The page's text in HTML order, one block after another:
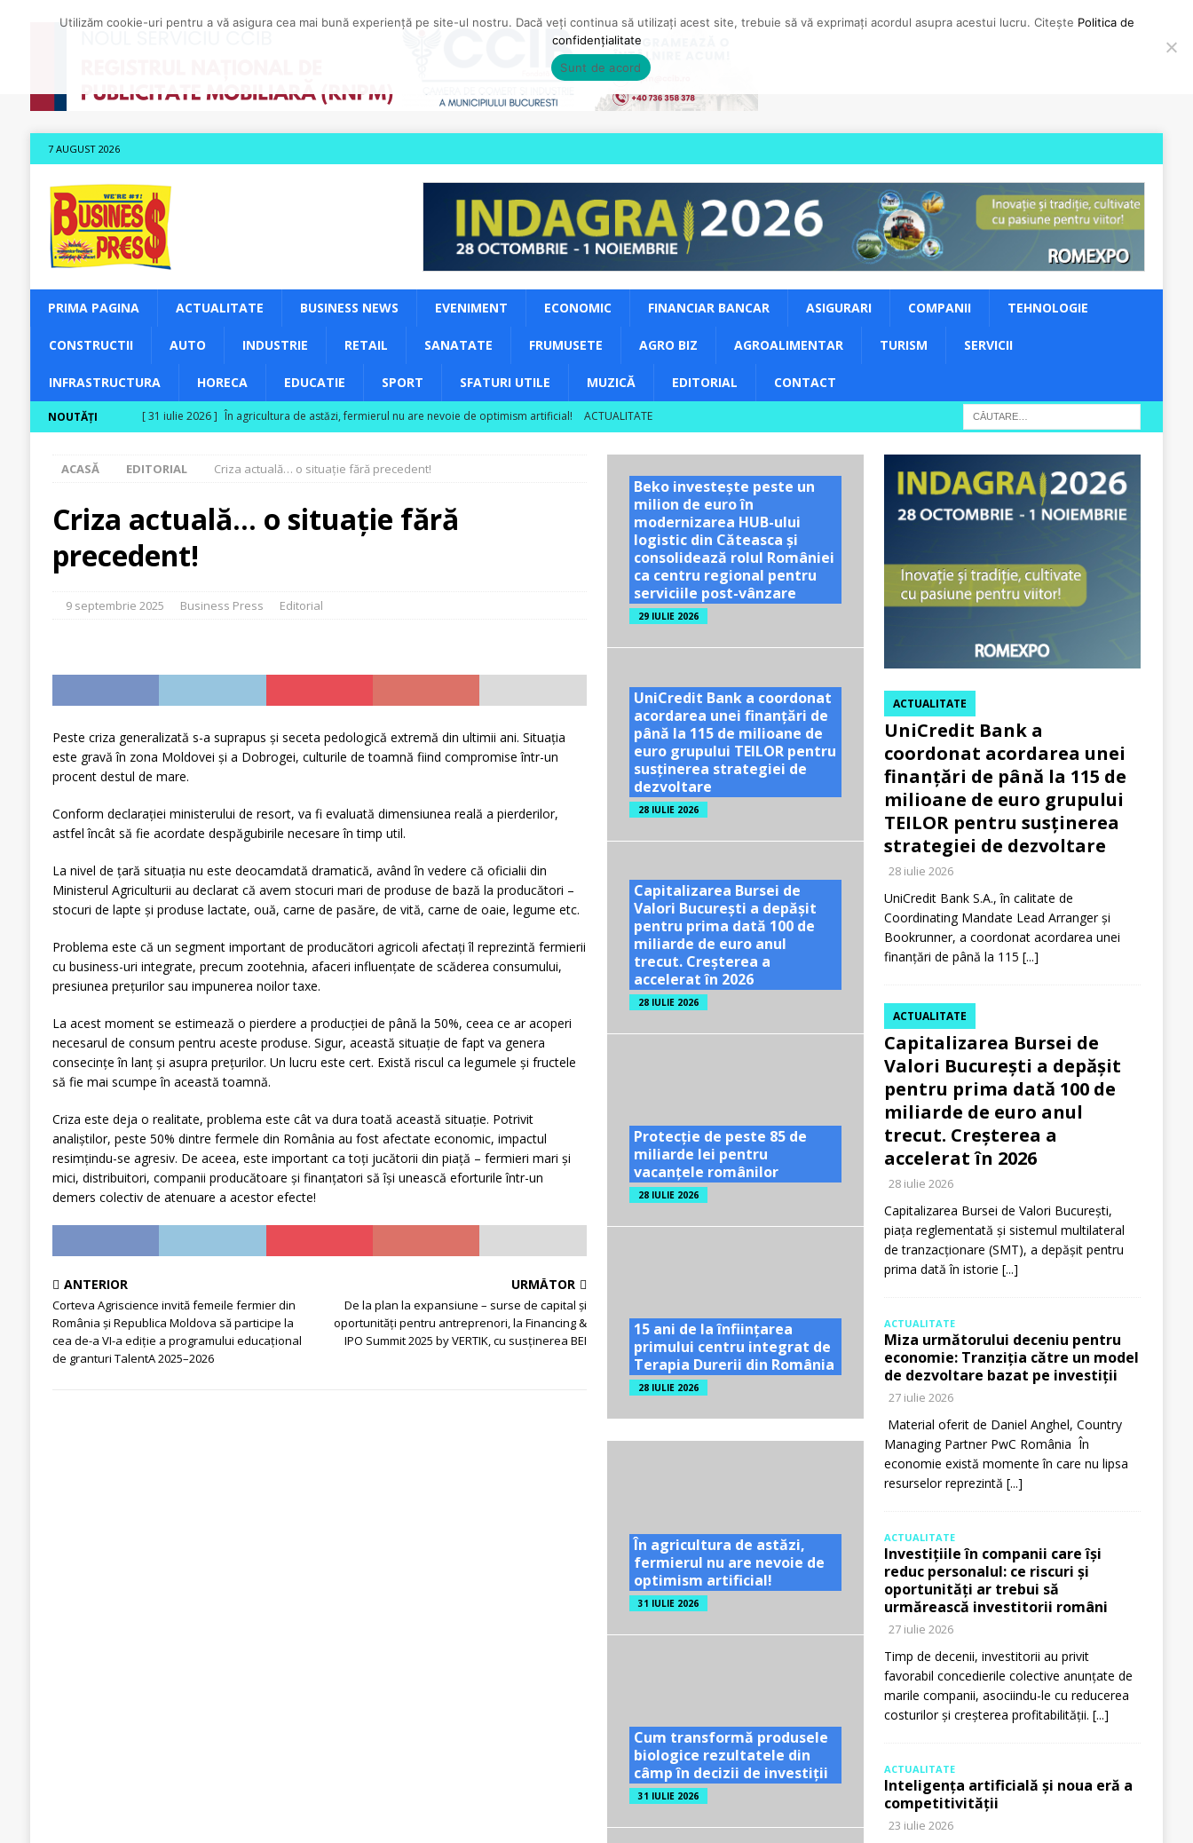
7 AUGUST 2026
PRIMA PAGINA ACTUALITATE BUSINESS NEWS EVENIMENT ECONOMIC FINANCIAR BANCAR ASIGURARI COMPANII TEHNOLOGIE
CONSTRUCTII AUTO INDUSTRIE RETAIL SANATATE FRUMUSETE AGRO BIZ AGROALIMENTAR TURISM SERVICII
INFRASTRUCTURA HORECA EDUCATIE SPORT SFATURI UTILE MUZICĂ EDITORIAL CONTACT
NOUTĂȚI [ 31 iulie 2026 ] În agricultura de astăzi, fermierul nu are nevoie de optimism artificial!
ACTUALITATE
[ 30 iulie 2026 ] Ferma Bogdănești propune organizarea unor vizite educaționale pentru tineri și studenți la poalele
Carpaților Orientali
ACTUALITATE
ACTUALITATE
[ 29 iulie 2026 ]
CITR – Insolvențele din agricultură se dublează în S1 2026; peste 40% dintre companiile mari din sector
ACASĂ EDITORIAL Criza actuală… o situație fără precedent!
Criza actuală… o situație fără
precedent!
9 septembrie 2025 Business Press Editorial
Peste criza generalizată s-a suprapus și seceta pe­dologică extremă din ultimii ani. Situaţia
este gravă în zona Moldovei și a Dobrogei, culturile de toamnă fiind compromise într-un
procent destul de mare.
Conform declaraţiei ministerului de resort, va fi eva­luată dimen­si­u­nea reală a pierderilor,
astfel încât să fie acordate despăgubirile necesare în timp util.
La nivel de ţară situaţia nu este deocamdată dra­ma­tică, având în vedere că oficialii din
Ministerul Agriculturii au declarat că avem stocuri mari de pro­duse de bază la producători –
stocuri de lapte și produse lactate, ouă, carne de pasăre, de vită, car­ne de oaie, legume etc.
Problema este că un segment important de pro­du­cători agricoli afectaţi îl reprezintă fermierii
cu business-uri integrate, precum zootehnia, afaceri influenţate de scă­derea consumului,
presiunea preţurilor sau impunerea noi­lor taxe.
La acest moment se estimează o pierdere a pro­ducției de până la 50%, ceea ce ar acoperi
necesarul de consum pentru aceste produse. Sigur, această si­tuaţie de fapt va genera
consecințe în lanț şi asupra pre­țurilor. Un lucru este cert. Există riscul ca legumele și fructele
să fie mai scumpe în această toamnă.
Criza este deja o realitate, problema este cât va dura toată această situație. Potrivit
analiştilor, peste 50% dintre fermele din România au fost afectate economic, impactul
resimţindu-se agresiv. De aceea, este important ca toţi jucătorii din piaţă – fermieri mari şi
mici, distribuitori, companii producătoare şi finanţatori să îşi unească eforturile într-un
demers colectiv de atenuare a acestor efecte!
ANTERIOR
Corteva Agriscience invită femeile fermier din
România și Republica Moldova să participe la
cea de-a VI-a ediție a programului educațional
de granturi TalentA 2025–2026
URMĂTOR
De la plan la expansiune – surse de capital și
oportunități pentru antreprenori, la Financing &
IPO Summit 2025 by VERTIK, cu susținerea BEI
Beko investește peste un
milion de euro în
modernizarea HUB-ului
logistic din Căteasca și
consolidează rolul României
ca centru regional pentru
serviciile post-vânzare
29 IULIE 2026
UniCredit Bank a coordonat
acordarea unei finanțări de
până la 115 de milioane de
euro grupului TEILOR pentru
susținerea strategiei de
dezvoltare
28 IULIE 2026
Capitalizarea Bursei de
Valori București a depășit
pentru prima dată 100 de
miliarde de euro anul
trecut. Creșterea a
accelerat în 2026
28 IULIE 2026
Protecție de peste 85 de
miliarde lei pentru
vacanțele românilor
28 IULIE 2026
15 ani de la înființarea
primului centru integrat de
Terapia Durerii din România
28 IULIE 2026
În agricultura de astăzi,
fermierul nu are nevoie de
optimism artificial!
31 IULIE 2026
Cum transformă produsele
biologice rezultatele din
câmp în decizii de investiții
31 IULIE 2026
UniCredit Bank a
coordonat acordarea unei
finanțări de până la 115 de
milioane de euro grupului
TEILOR pentru susținerea
strategiei de dezvoltare
ACTUALITATE
28 iulie 2026
UniCredit Bank S.A., în calitate de
Coordinating Mandate Lead Arranger și
Bookrunner, a coordonat acordarea unei
finanțări de până la 115 [...]
Capitalizarea Bursei de
Valori București a depășit
pentru prima dată 100 de
miliarde de euro anul
trecut. Creșterea a
accelerat în 2026
ACTUALITATE
28 iulie 2026
Capitalizarea Bursei de Valori București,
piața reglementată și sistemul multilateral
de tranzacționare (SMT), a depășit pentru
prima dată în istorie [...]
ACTUALITATE
Miza următorului deceniu pentru
economie: Tranziția către un model
de dezvoltare bazat pe investiții
27 iulie 2026
Material oferit de Daniel Anghel, Country
Managing Partner PwC România În
economie există momente în care nu lipsa
resurselor reprezintă [...]
ACTUALITATE
Investițiile în companii care își
reduc personalul: ce riscuri și
oportunități ar trebui să
urmărească investitorii români
27 iulie 2026
Timp de decenii, investitorii au privit
favorabil concedierile colective anunțate de
marile companii, asociindu-le cu reducerea
costurilor și creșterea profitabilității. [...]
ACTUALITATE
Inteligența artificială și noua eră a
competitivității
23 iulie 2026
Utilizăm cookie-uri pentru a vă asigura cea mai bună experiență pe site-ul nostru. Dacă veți continua să utilizați acest site, trebuie să vă exprimați acordul asupra acestui lucru. Citește Politica de
confidențialitate
Sunt de acord